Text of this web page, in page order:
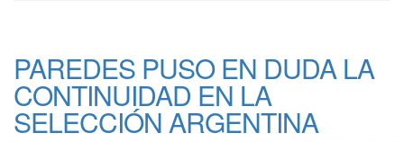
PAREDES PUSO EN DUDA LA
CONTINUIDAD EN LA
SELECCIÓN ARGENTINA